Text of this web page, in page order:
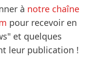
à notre chaîne
pour recevoir en
et quelques
leur publication !